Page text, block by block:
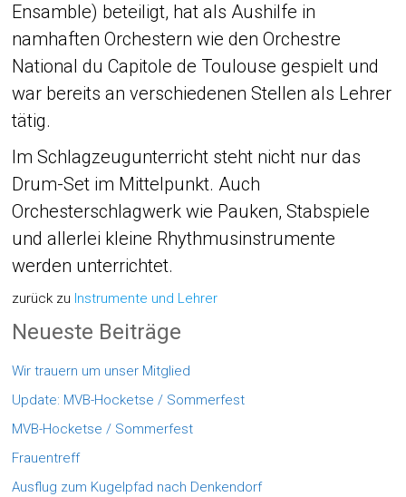
Ensamble) beteiligt, hat als Aushilfe in
namhaften Orchestern wie den Orchestre
National du Capitole de Toulouse gespielt und
war bereits an verschiedenen Stellen als Lehrer
tätig.
Im Schlagzeugunterricht steht nicht nur das
Drum-Set im Mittelpunkt. Auch
Orchesterschlagwerk wie Pauken, Stabspiele
und allerlei kleine Rhythmusinstrumente
werden unterrichtet.
zurück zu Instrumente und Lehrer
Neueste Beiträge
Wir trauern um unser Mitglied
Update: MVB-Hocketse / Sommerfest
MVB-Hocketse / Sommerfest
Frauentreff
Ausflug zum Kugelpfad nach Denkendorf